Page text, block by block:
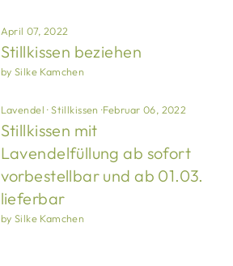
April 07, 2022
Stillkissen beziehen
by Silke Kamchen
Lavendel ·Stillkissen ·Februar 06, 2022
Stillkissen mit
Lavendelfüllung ab sofort
vorbestellbar und ab 01.03.
lieferbar
by Silke Kamchen